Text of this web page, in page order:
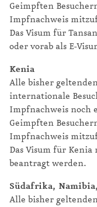
Geimpften
Impfnachweis
Das Visum für
oder vorab als E-
Kenia
Alle bisher
internationale
Impfnachweis noch
Geimpften
Impfnachweis
Das Visum für Kenia
beantragt werden.
Südafrika,
Alle bisher